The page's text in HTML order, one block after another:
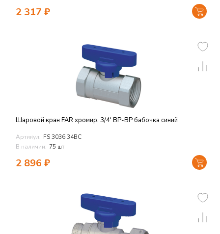
2 317 ₽
Шаровой кран FAR хромир. 3/4' ВР-ВР бабочка синий
Артикул: FS 3036 34BC
В наличии: 75 шт
2 896 ₽